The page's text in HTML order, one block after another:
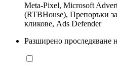
Meta-Pixel, Microsoft
(RTBHouse), Препоръки
кликове, Ads Defender
Разширено проследяване